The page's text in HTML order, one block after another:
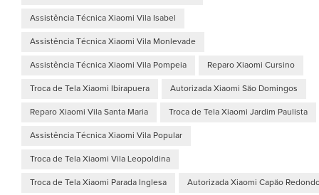
Assistência Técnica Xiaomi Vila Isabel
Assistência Técnica Xiaomi Vila Monlevade
Assistência Técnica Xiaomi Vila Pompeia Reparo Xiaomi Cursino
Troca de Tela Xiaomi Ibirapuera Autorizada Xiaomi São Domingos
Reparo Xiaomi Vila Santa Maria Troca de Tela Xiaomi Jardim Paulista
Assistência Técnica Xiaomi Vila Popular
Troca de Tela Xiaomi Vila Leopoldina
Troca de Tela Xiaomi Parada Inglesa Autorizada Xiaomi Capão